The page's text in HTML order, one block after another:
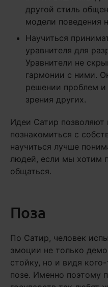
другой стиль
модели поведения
Научиться
уравнителя для
Уравнители не
гармонии с ними.
решении проблем
зрения других.
Идеи Сатир
познакомиться с
научиться лучше
людей, если мы хотим
общаться.
Поза
По Сатир, человек
эмоции не только
стойку, но и видя
позе. Именно поэтому